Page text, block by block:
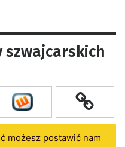
szwajcarskich
możesz postawić nam